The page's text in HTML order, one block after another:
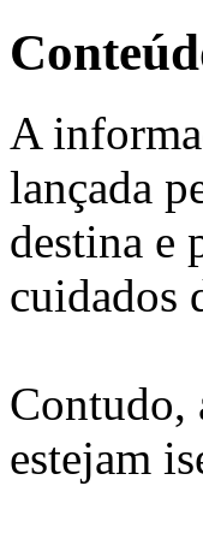
A
lançada
destina e
cuidados
Contudo,
estejam